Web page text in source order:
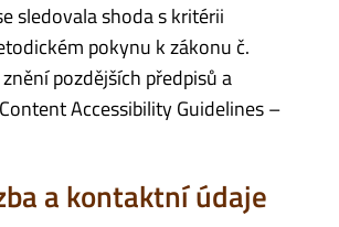
sledovala shoda s kritérii
pokynu k zákonu č.
pozdějších předpisů a
Accessibility Guidelines –
a kontaktní údaje